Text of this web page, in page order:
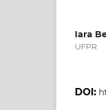
Iara
UFPR
DOI: